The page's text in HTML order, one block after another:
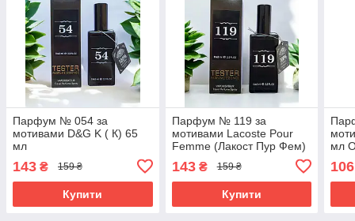
Парфум № 054 за
мотивами D&G K ( К) 65
мл
143 ₴ 159 ₴
Купити
Парфум № 119 за
мотивами Lacoste Pour
Femme (Лакост Пур Фем)
143₴ 159 ₴
Купити
мл
106